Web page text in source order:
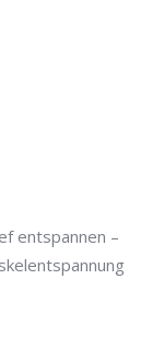
entspannen –